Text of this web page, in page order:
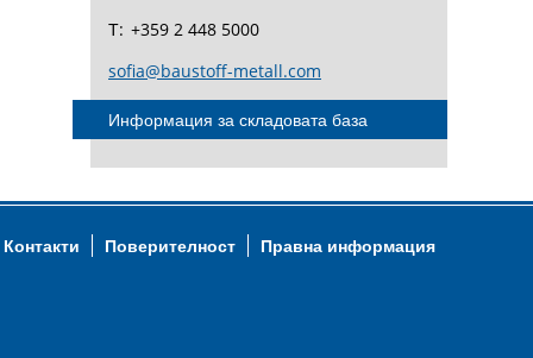
Т: +359 2 448 5000
sofia@baustoff-metall.com
Информация за складовата база
Контакти Поверителност Правна информация